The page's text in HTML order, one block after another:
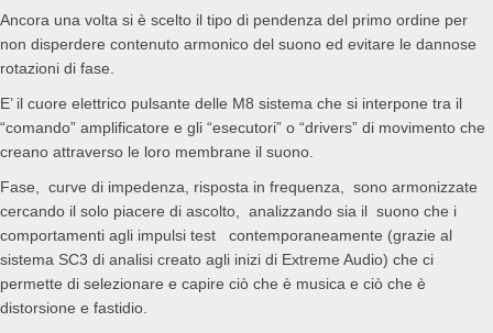
Ancora una volta si è scelto il tipo di pendenza del primo ordine per
non disperdere contenuto armonico del suono ed evitare le dannose
rotazioni di fase.
E’ il cuore elettrico pulsante delle M8 sistema che si interpone tra il
“comando” amplificatore e gli “esecutori” o “drivers” di movimento che
creano attraverso le loro membrane il suono.
Fase, curve di impedenza, risposta in frequenza, sono armonizzate
cercando il solo piacere di ascolto, analizzando sia il suono che i
comportamenti agli impulsi test contemporaneamente (grazie al
sistema SC3 di analisi creato agli inizi di Extreme Audio) che ci
permette di selezionare e capire ciò che è musica e ciò che è
distorsione e fastidio.